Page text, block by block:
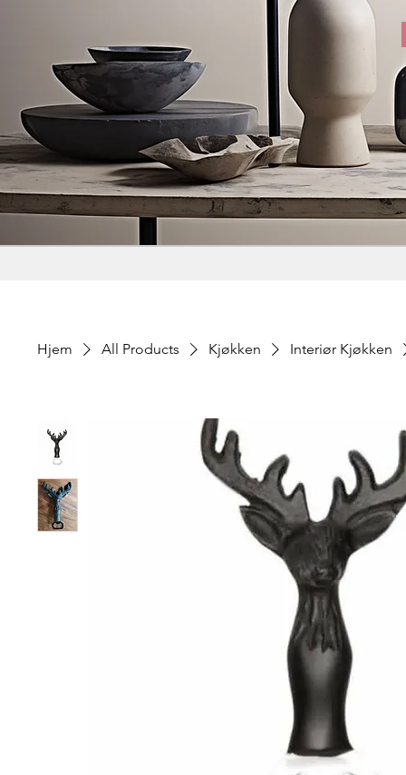
Hjem All Products Kjøkken Interiør Kjøkken